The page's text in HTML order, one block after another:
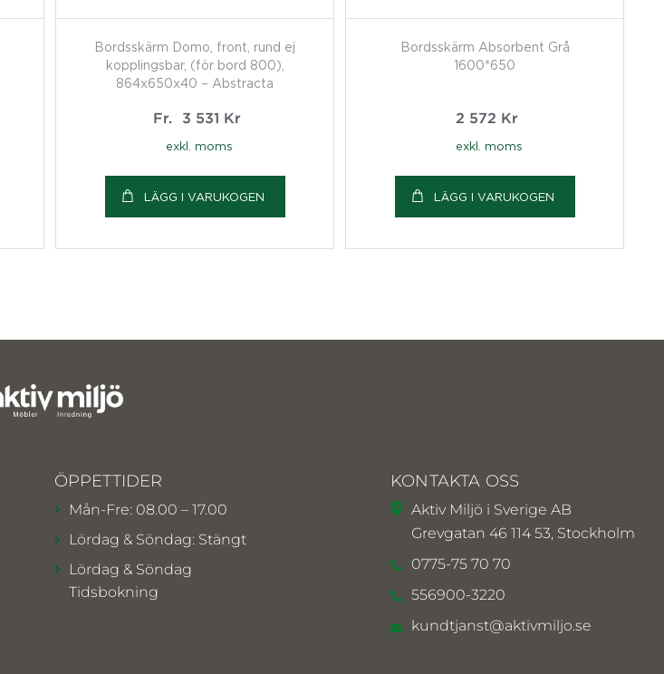
Bordsskärm Domo, front, rund ej
kopplingsbar, (för bord 800),
864x650x40 – Abstracta
Fr. 3 531 Kr
exkl. moms
LÄGG I VARUKOGEN
Bordsskärm Absorbent Grå
1600*650
2 572 Kr
exkl. moms
LÄGG I VARUKOGEN
ÖPPETTIDER
Mån-Fre: 08.00 – 17.00
Lördag & Söndag: Stängt
Lördag & Söndag
Tidsbokning
KONTAKTA OSS
Aktiv Miljö i Sverige AB
Grevgatan 46 114 53, Stockholm
0775-75 70 70
556900-3220
kundtjanst@aktivmiljo.se